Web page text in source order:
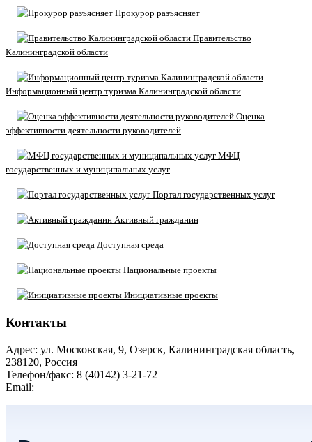
Прокурор разъясняет
Правительство
Калининградской области
Информационный центр туризма Калининградской области
Оценка
эффективности деятельности руководителей
МФЦ
государственных и муниципальных услуг
Портал государственных услуг
Активный гражданин
Доступная среда
Национальные проекты
Инициативные проекты
Контакты
Адрес: ул. Московская, 9, Озерск, Калининградская область,
238120, Россия
Телефон/факс: 8 (40142) 3-21-72
Email: